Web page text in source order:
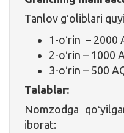
Tanlov gʻoliblari
1-oʻrin – 2000
2-oʻrin – 1000
3-oʻrin – 500
Talablar:
Nomzodga
iborat: